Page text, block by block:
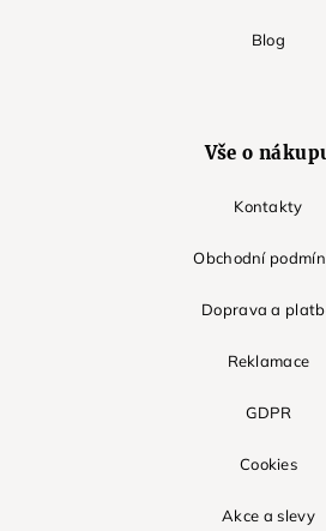
Blog
Vše o
Kontakty
Obchodní
Doprava a
Reklamace
GDPR
Cookies
Akce a slevy